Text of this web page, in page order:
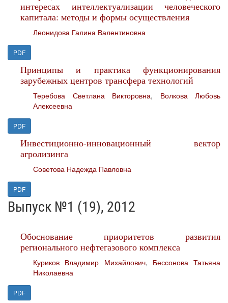
интересах интеллектуализации человеческого
капитала: методы и формы осуществления
Леонидова Галина Валентиновна
PDF
Принципы и практика функционирования
зарубежных центров трансфера технологий
Теребова Светлана Викторовна, Волкова Любовь
Алексеевна
PDF
Инвестиционно-инновационный вектор
агролизинга
Советова Надежда Павловна
PDF
Выпуск №1 (19), 2012
Обоснование приоритетов развития
регионального нефтегазового комплекса
Куриков Владимир Михайлович, Бессонова Татьяна
Николаевна
PDF